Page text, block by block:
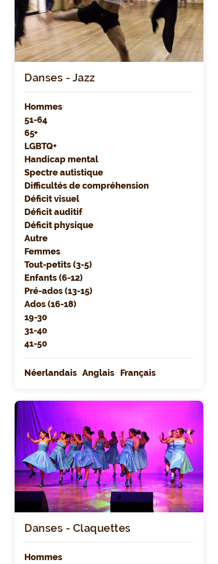
Danses - Jazz
Hommes
51-64
65+
LGBTQ+
Handicap mental
Spectre autistique
Difficultés de compréhension
Déficit visuel
Déficit auditif
Déficit physique
Autre
Femmes
Tout-petits (3-5)
Enfants (6-12)
Pré-ados (13-15)
Ados (16-18)
19-30
31-40
41-50
Néerlandais Anglais Français
Danses - Claquettes
Hommes